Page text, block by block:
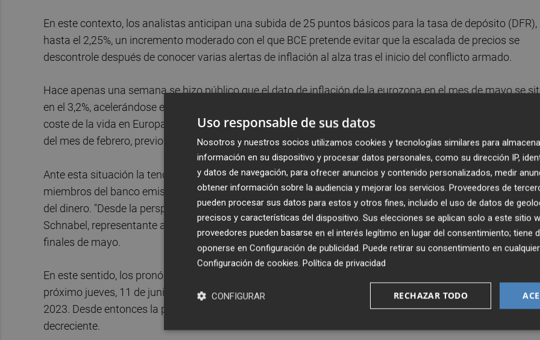
En este contexto, los analistas anticipan una subida de 25 puntos básicos para la tasa de depósito (DFR),
hasta el 2,25%, un incremento moderado con el que BCE pretende evitar que la escalada de precios se
descontrole después de conocer varias alertas de inflación al alza tras el inicio del conflicto armado.
Hace apenas una semana se hizo público que el dato de inflación de la eurozona en el mes de mayo se
en el 3,2%, acelerándose en dos décimas respecto anterior dato de abril y marcando el mayor aumento del
coste de la vida en Europa desde septiembre de 2023. Igualmente, por encima del 2,6% de marzo y del 1,9%
del mes de febrero, previo a la guerra.
Ante esta situación la tendencia del BCE a elevar los tipos de interés se da por descontada. Incluso,
miembros del banco emisor han mostrado en las últimas semanas su preferencia por aumentar el precio
del dinero. "Desde la perspectiva actual, creo que será necesaria una subida de tipos en junio", aseveró
Schnabel, representante alemana en el directorio del Banco Central Europeo (BCE), en una entrevista a
finales de mayo.
En este sentido, los pronósticos coinciden en que la presidenta del BCE, Christine Lagarde, informará el
próximo jueves, 11 de junio, de un incremento de los tipos que será el primer aumento desde septiembre
2023. Desde entonces la política monetaria europea se había mantenido sin cambios o con orientación
decreciente.
Uso responsable de sus datos
Nosotros y nuestros socios utilizamos cookies y tecnologías similares para
información en su dispositivo y procesar datos personales, como su dirección IP,
y datos de navegación, para ofrecer anuncios y contenido personalizados, medir
obtener información sobre la audiencia y mejorar los servicios. Proveedores de
pueden procesar sus datos para estos y otros fines, incluido el uso de datos de
precisos y características del dispositivo. Sus elecciones se aplican solo a este sitio
proveedores pueden basarse en el interés legítimo en lugar del consentimiento; tiene
oponerse en Configuración de publicidad. Puede retirar su consentimiento en
Configuración de cookies. Política de privacidad
RECHAZAR TODO
CONFIGURAR